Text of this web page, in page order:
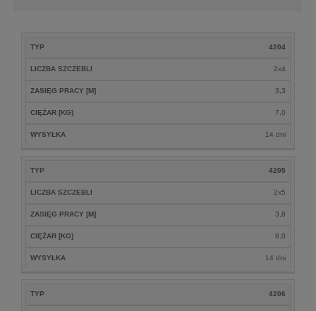
TYP 4204
LICZBA SZCZEBLI 2x4
ZASIĘG PRACY [M] 3,3
CIĘŻAR [KG] 7,0
WYSYŁKA 14 dni
TYP 4205
LICZBA SZCZEBLI 2x5
ZASIĘG PRACY [M] 3,8
CIĘŻAR [KG] 8,0
WYSYŁKA 14 dni
TYP 4206